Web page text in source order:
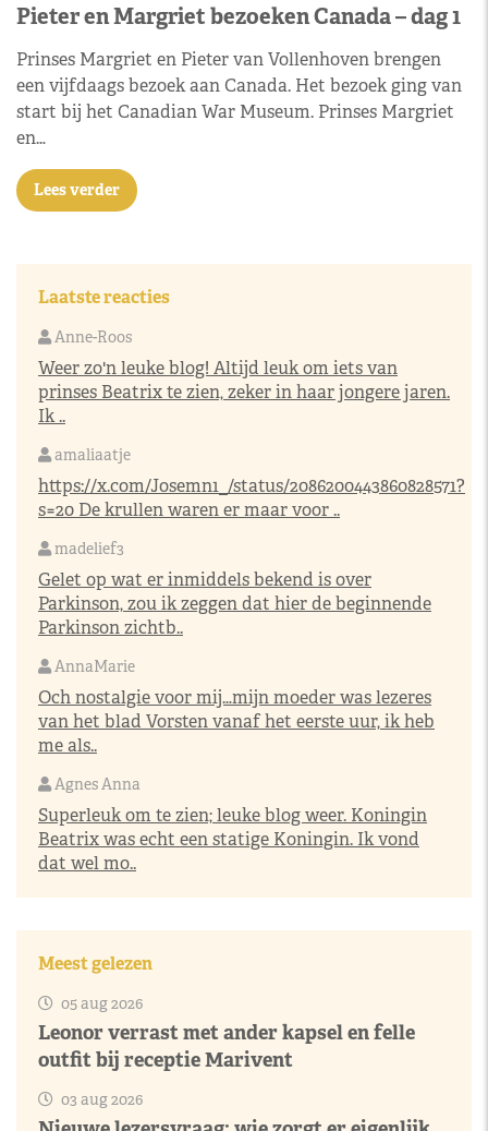
Pieter en Margriet bezoeken Canada – dag 1
Prinses Margriet en Pieter van Vollenhoven brengen
een vijfdaags bezoek aan Canada. Het bezoek ging van
start bij het Canadian War Museum. Prinses Margriet
en…
Lees verder
Laatste reacties
Anne-Roos
Weer zo'n leuke blog! Altijd leuk om iets van
prinses Beatrix te zien, zeker in haar jongere jaren.
Ik ..
amaliaatje
https://x.com/Josemn1_/status/2086200443860828571?
s=20 De krullen waren er maar voor ..
madelief3
Gelet op wat er inmiddels bekend is over
Parkinson, zou ik zeggen dat hier de beginnende
Parkinson zichtb..
AnnaMarie
Och nostalgie voor mij…mijn moeder was lezeres
van het blad Vorsten vanaf het eerste uur, ik heb
me als..
Agnes Anna
Superleuk om te zien; leuke blog weer. Koningin
Beatrix was echt een statige Koningin. Ik vond
dat wel mo..
Meest gelezen
05 aug 2026
Leonor verrast met ander kapsel en felle
outfit bij receptie Marivent
03 aug 2026